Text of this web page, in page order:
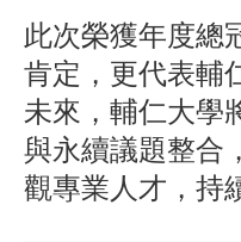
此次榮獲年度總
肯定，更代表輔
未來，輔仁大學
與永續議題整合
觀專業人才，持